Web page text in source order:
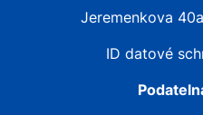
Jeremenkova
ID datové